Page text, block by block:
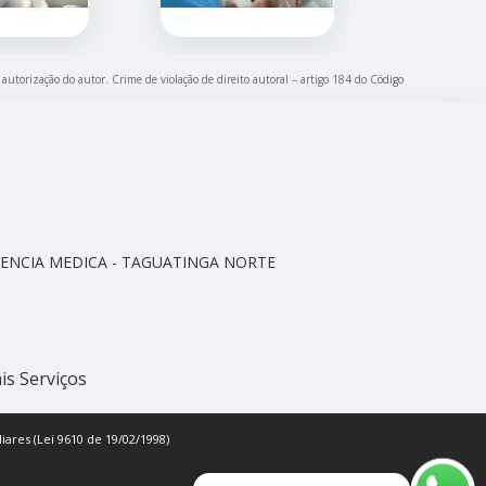
do autor. Crime de violação de direito autoral – artigo 184 do Código
MEDICA - TAGUATINGA NORTE
Serviços
(Lei 9610 de 19/02/1998)